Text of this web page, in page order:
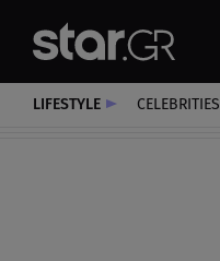
LIFESTYLE CELEBRITIES